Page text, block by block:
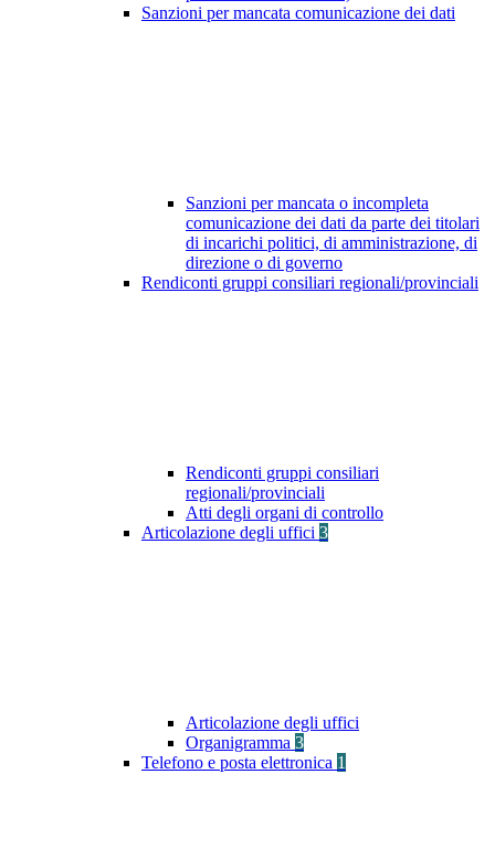
Sanzioni per mancata comunicazione dei dati
Sanzioni per mancata o incompleta
comunicazione dei dati da parte dei titolari
di incarichi politici, di amministrazione, di
direzione o di governo
Rendiconti gruppi consiliari regionali/provinciali
Rendiconti gruppi consiliari
regionali/provinciali
Atti degli organi di controllo
Articolazione degli uffici 3
Articolazione degli uffici
Organigramma 3
Telefono e posta elettronica 1